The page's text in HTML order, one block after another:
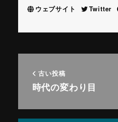
ウェブサイト Twitter
古い投稿
時代の変わり目